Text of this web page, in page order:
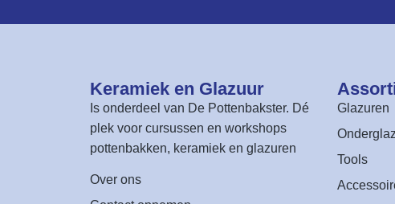
Keramiek en Glazuur​
Is onderdeel van De Pottenbakster. Dé
plek voor cursussen en workshops
pottenbakken, keramiek en glazuren
Over ons
Glazuren
Tools